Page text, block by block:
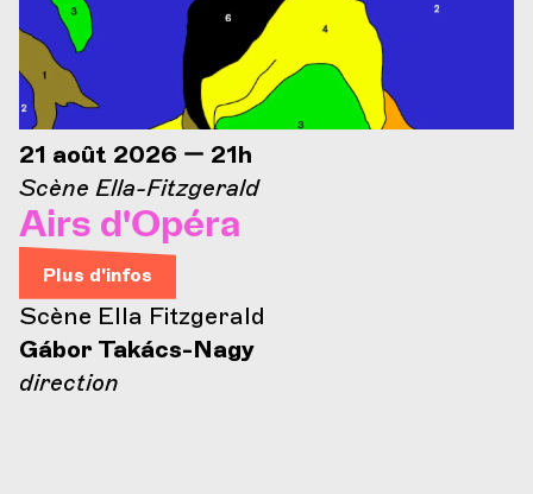
21 août 2026 — 21h
Scène Ella-Fitzgerald
Airs d'Opéra
Plus d'infos
Scène Ella Fitzgerald
Gábor Takács-Nagy
direction